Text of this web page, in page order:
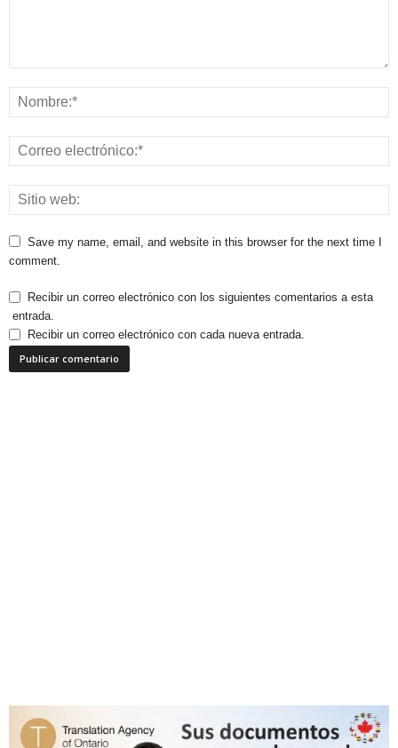
Save my name, email, and website in this browser for the next time I
comment.
Recibir un correo electrónico con los siguientes comentarios a esta
entrada.
Recibir un correo electrónico con cada nueva entrada.